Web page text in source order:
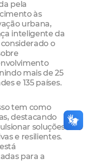
pela
às
urbana,
inteligente da
o
mais de 25
e 135 países.
tem como
destacando
soluções
e resilientes.
para a